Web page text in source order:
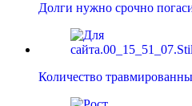
Долги нужно срочно
Количество